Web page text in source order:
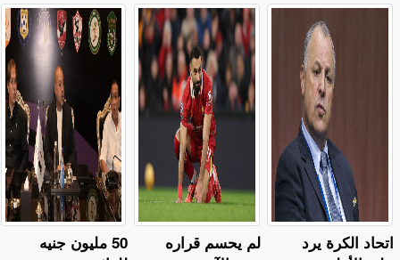
50 مليون جنيه
لم يحسم قراره
اتحاد الكرة يرد